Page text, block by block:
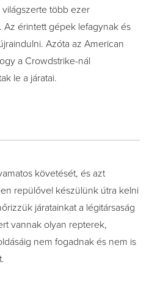
több ezer
Az érintett gépek lefagynak és
Azóta az American
a Crowdstrike-nál
le a járatai.
követését, és azt
repülővel készülünk útra kelni
járatainkat a légitársaság
vannak olyan repterek,
nem fogadnak és nem is